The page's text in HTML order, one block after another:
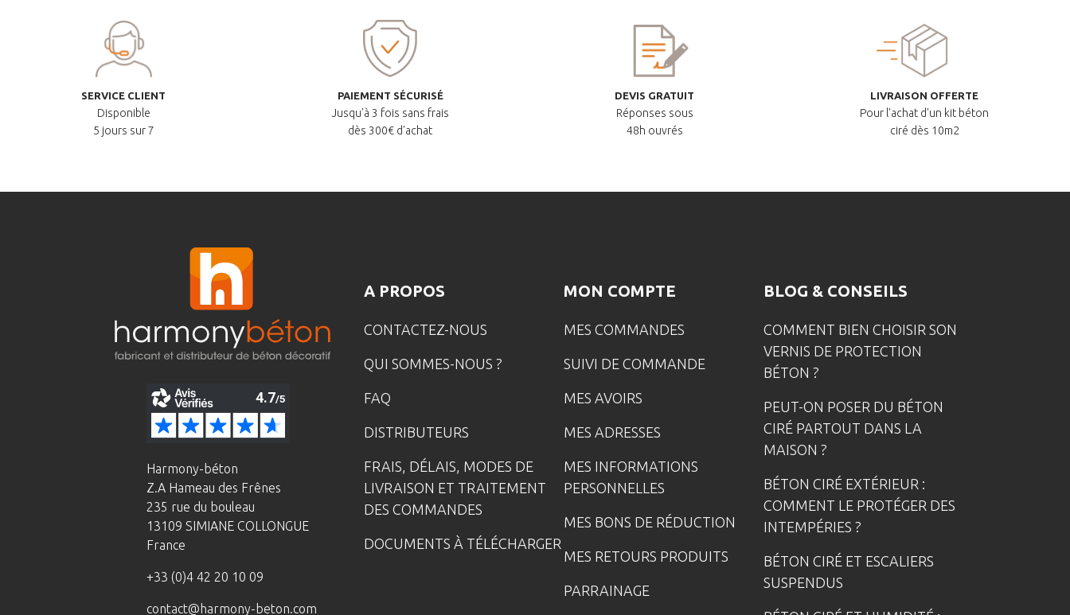
SERVICE CLIENT
Disponible
5 jours sur 7
PAIEMENT SÉCURISÉ
Jusqu'à 3 fois sans frais
dès 300€ d'achat
DEVIS GRATUIT
Réponses sous
48h ouvrés
LIVRAISON OFFERTE
Pour l'achat d'un kit béton
ciré dès 10m2
Harmony-béton
Z.A Hameau des Frênes
235 rue du bouleau
13109 SIMIANE COLLONGUE
France
+33 (0)4 42 20 10 09
contact@harmony-beton.com
A PROPOS
CONTACTEZ-NOUS
QUI SOMMES-NOUS ?
FAQ
DISTRIBUTEURS
FRAIS, DÉLAIS, MODES DE
LIVRAISON ET TRAITEMENT
DES COMMANDES
DOCUMENTS À TÉLÉCHARGER
MON COMPTE
MES COMMANDES
SUIVI DE COMMANDE
MES AVOIRS
MES ADRESSES
MES INFORMATIONS
PERSONNELLES
MES BONS DE RÉDUCTION
MES RETOURS PRODUITS
PARRAINAGE
BLOG & CONSEILS
COMMENT BIEN CHOISIR SON
VERNIS DE PROTECTION
BÉTON ?
PEUT-ON POSER DU BÉTON
CIRÉ PARTOUT DANS LA
MAISON ?
BÉTON CIRÉ EXTÉRIEUR :
COMMENT LE PROTÉGER DES
INTEMPÉRIES ?
BÉTON CIRÉ ET ESCALIERS
SUSPENDUS